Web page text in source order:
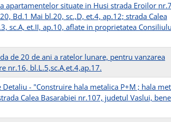
apartamentelor situate in Husi strada Eroilor
Bd.1 Mai bl.20, sc.,D, et.4, ap.12; strada Calea
sc.A, et.II, ap.10, aflate in proprietatea
de 20 de ani a ratelor lunare, pentru vanzarea
nr.16, bl.L.5,sc.A,et.4,ap.17.
- "Construire hala metalica P+M ; hala
Calea Basarabiei nr.107, judetul Vaslui,